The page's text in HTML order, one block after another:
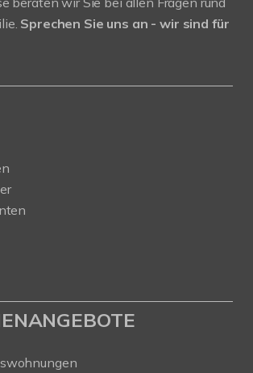
Sprechen Sie uns an - wir sind für